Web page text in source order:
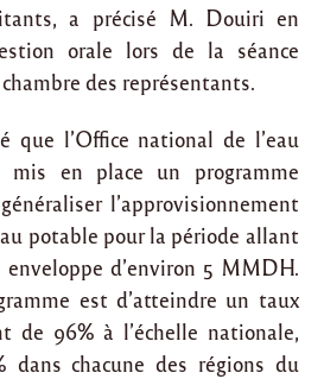
a précisé M. Douiri en
orale lors de la séance
des représentants.
que l’Office national de l’eau
mis en place un programme
l’approvisionnement
potable pour la période allant
enveloppe d’environ 5 MMDH.
est d’atteindre un taux
de 96% à l’échelle nationale,
dans chacune des régions du